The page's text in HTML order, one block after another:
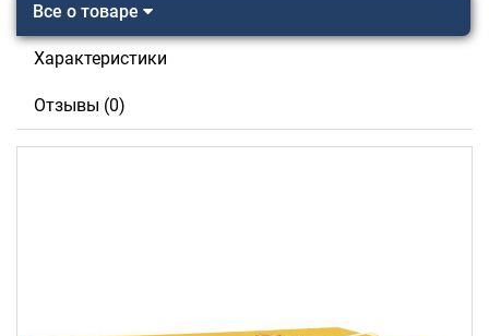
Все о товаре
Характеристики
Отзывы (0)